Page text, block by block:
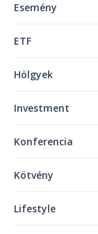
Esemény
ETF
Hölgyek
Investment
Konferencia
Kötvény
Lifestyle